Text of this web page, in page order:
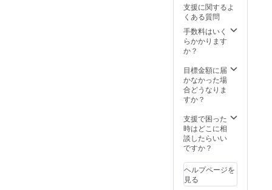
SNS掲
載回
数：イ
ベント
前後の
ント告
知・報
告投稿
に最低
載 注意
事項・
条件 ・
支援
ず備考
欄に掲
載を希
（和文
10字・
英数15
字以
内）。
所：公
式
Instagr
amイベ
稿にて
支援者
お名前
掲載。
画は11
月末ま
でに限
支援に関するよ
くある質問
手数料はいく
らかかります
か？
目標金額に届
かなかった場
合どうなりま
すか？
支援で困った
時はどこに相
談したらいい
ですか？
ヘルプページを
見る